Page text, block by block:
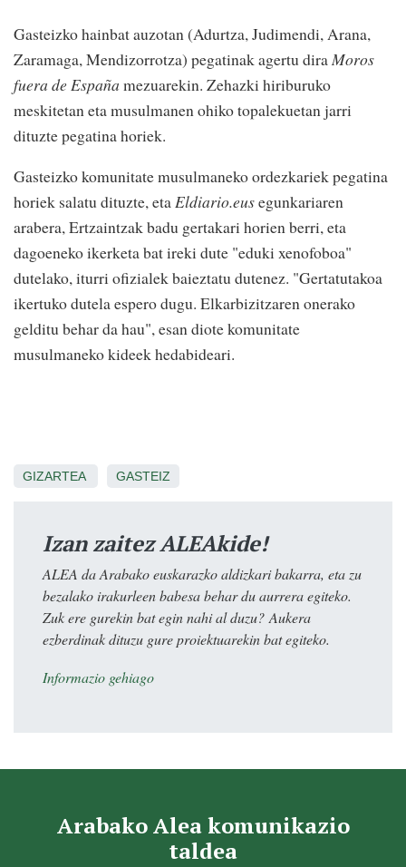
Gasteizko hainbat auzotan (Adurtza, Judimendi, Arana,
Zaramaga, Mendizorrotza) pegatinak agertu dira Moros
fuera de España mezuarekin. Zehazki hiriburuko
meskitetan eta musulmanen ohiko topalekuetan jarri
dituzte pegatina horiek.
Gasteizko komunitate musulmaneko ordezkariek pegatina
horiek salatu dituzte, etaEldiario.eusegunkariaren
arabera, Ertzaintzak badu gertakari horien berri, eta
dagoeneko ikerketa bat ireki dute "eduki xenofoboa"
dutelako, iturri ofizialek baieztatu dutenez. "Gertatutakoa
ikertuko dutela espero dugu. Elkarbizitzaren onerako
gelditu behar da hau", esan diote komunitate
musulmaneko kideek hedabideari.
GIZARTEA GASTEIZ
Izan zaitez ALEAkide!
ALEA da Arabako euskarazko aldizkari bakarra, eta zu
bezalako irakurleen babesa behar du aurrera egiteko.
Zuk ere gurekin bat egin nahi al duzu? Aukera
ezberdinak dituzu gure proiektuarekin bat egiteko.
Informazio gehiago
Arabako Alea komunikazio
taldea